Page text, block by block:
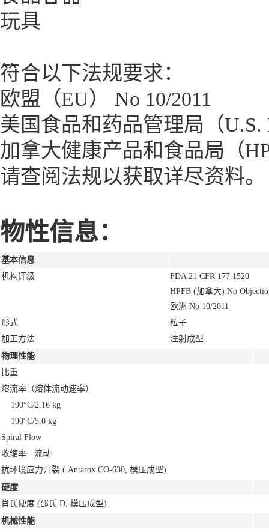
玩具
符合以下法规要求：
欧盟（EU） No 10/2011
美国食品和药品管理局（U.S.
加拿大健康产品和食品局（
请查阅法规以获取详尽资料。
物性信息：
基本信息
机构评级
FDA 21 CFR 177.1520
HPFB (加拿大) No
欧洲 No 10/2011
形式
粒子
加工方法
注射成型
物理性能
比重
熔流率（熔体流动速率）
190°C/2.16 kg
190°C/5.0 kg
Spiral Flow
收缩率 - 流动
抗环境应力开裂 ( Antarox CO-630, 模压成型)
硬度
肖氏硬度 (邵氏 D, 模压成型)
机械性能